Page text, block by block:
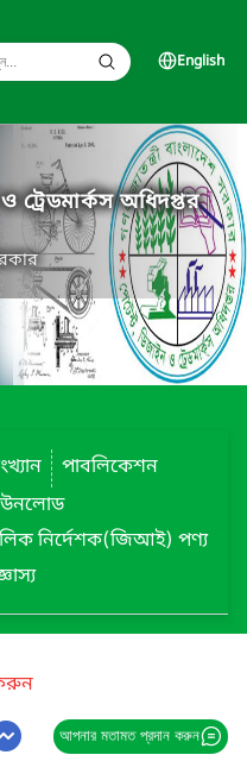
English
ট্রেডমার্কস অধিদপ্তর
পাবলিকেশন
নির্দেশক(জিআই) পণ্য
আপনার মতামত প্রদান করুন